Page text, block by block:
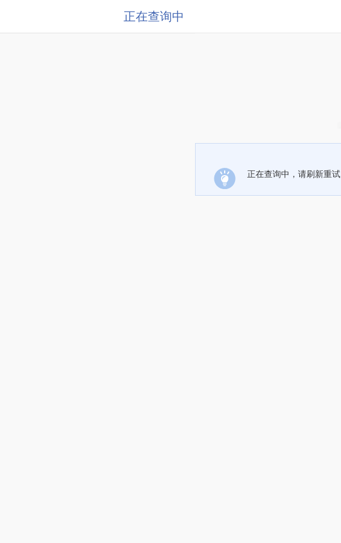
正在查询中
正在查询中，请刷新重试